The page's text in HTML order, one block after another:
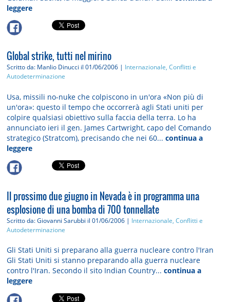
leggere
Global strike, tutti nel mirino
Scritto da: Manlio Dinucci il 01/06/2006 | Internazionale, Conflitti e
Autodeterminazione
Usa, missili no-nuke che colpiscono in un'ora «Non più di
un'ora»: questo il tempo che occorrerà agli Stati uniti per
colpire qualsiasi obiettivo sulla faccia della terra. Lo ha
annunciato ieri il gen. James Cartwright, capo del Comando
strategico (Stratcom), precisando che nei 60...continua a
leggere
Il prossimo due giugno in Nevada è in programma una
esplosione di una bomba di 700 tonnellate
Scritto da: Giovanni Sarubbi il 01/06/2006 | Internazionale, Conflitti e
Autodeterminazione
Gli Stati Uniti si preparano alla guerra nucleare contro l'Iran
Gli Stati Uniti si stanno preparando alla guerra nucleare
contro l'Iran. Secondo il sito Indian Country...continua a
leggere